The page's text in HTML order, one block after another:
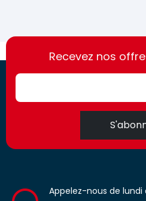
https://france-
access.fr
https://france-
access.fr
Recevez nos
Appelez-nous de lundi